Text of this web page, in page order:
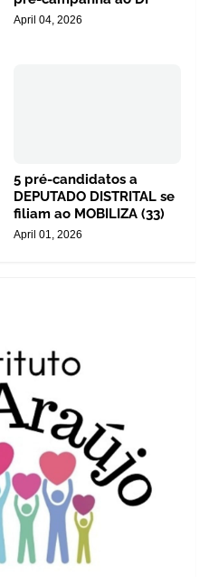
April 04, 2026
5 pré-candidatos a
DEPUTADO DISTRITAL se
filiam ao MOBILIZA (33)
April 01, 2026